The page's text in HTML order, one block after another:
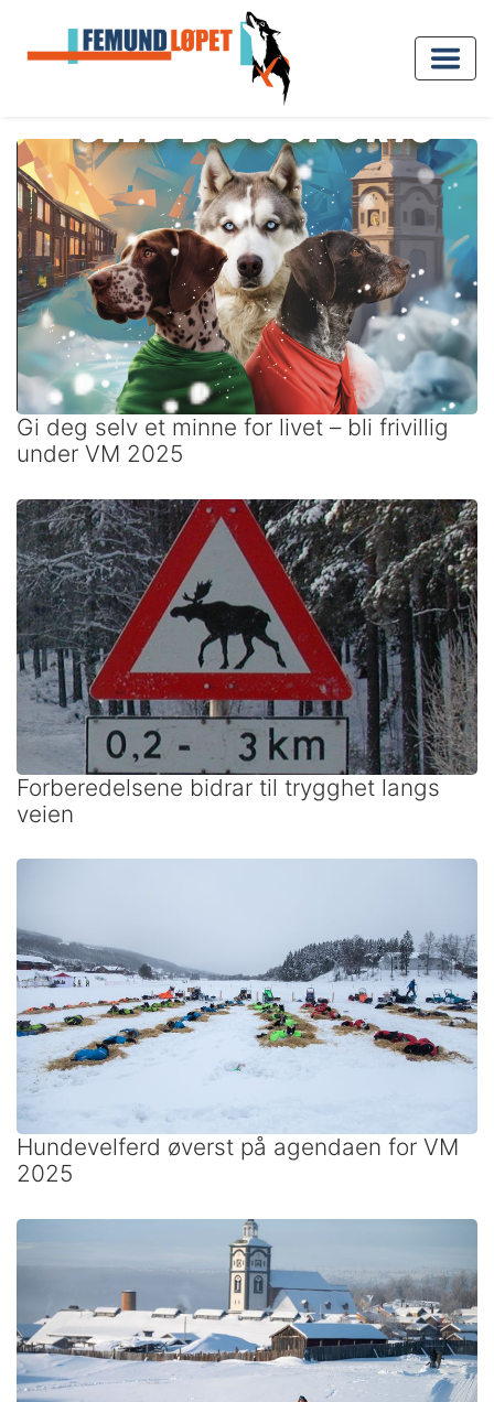
Gi deg selv et minne for livet – bli frivillig
under VM 2025
Forberedelsene bidrar til trygghet langs
veien
Hundevelferd øverst på agendaen for VM
2025